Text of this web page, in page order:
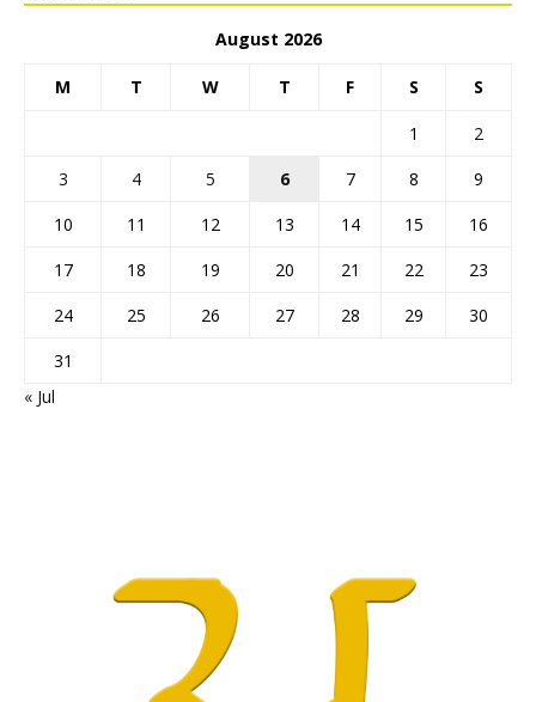
August 2026
M T W T F S S
1
2
3
4 5 6 7 8
9
10
11 12 13 14 15
16
17
18 19 20 21 22
23
24
25 26 27 28 29
30
31
« Jul